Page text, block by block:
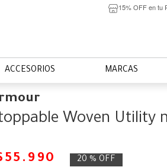
15% OFF en tu
ACCESORIOS MARCAS
Woven Utility
55 . 990 20 % OFF